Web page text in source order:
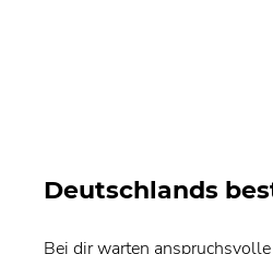
Deutschlands
Bei dir warten